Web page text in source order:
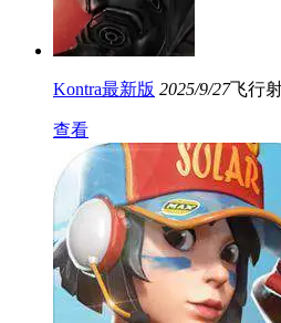
Kontra最新版 2025/9/27飞行
查看